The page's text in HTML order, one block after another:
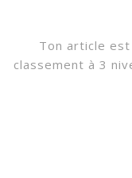
Ton article
classement à 3